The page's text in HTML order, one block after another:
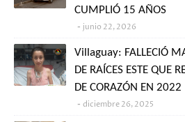
CUMPLIÓ 15 AÑOS
junio 22, 2026
Villaguay: FALLECIÓ
DE RAÍCES ESTE QUE
DE CORAZÓN EN 2022
diciembre 26, 2025